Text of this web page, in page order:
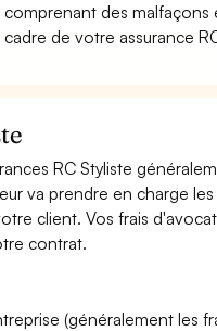
des
de votre assurance
RC Styliste
va prendre en charge les
client. Vos frais
contrat.
(généralement les